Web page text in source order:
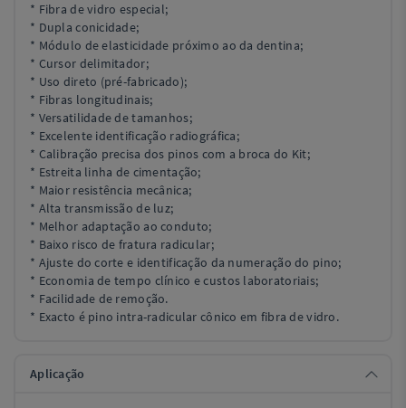
* Fibra de vidro especial;
* Dupla conicidade;
* Módulo de elasticidade próximo ao da dentina;
* Cursor delimitador;
* Uso direto (pré-fabricado);
* Fibras longitudinais;
* Versatilidade de tamanhos;
* Excelente identificação radiográfica;
* Calibração precisa dos pinos com a broca do Kit;
* Estreita linha de cimentação;
* Maior resistência mecânica;
* Alta transmissão de luz;
* Melhor adaptação ao conduto;
* Baixo risco de fratura radicular;
* Ajuste do corte e identificação da numeração do pino;
* Economia de tempo clínico e custos laboratoriais;
* Facilidade de remoção.
* Exacto é pino intra-radicular cônico em fibra de vidro.
Aplicação